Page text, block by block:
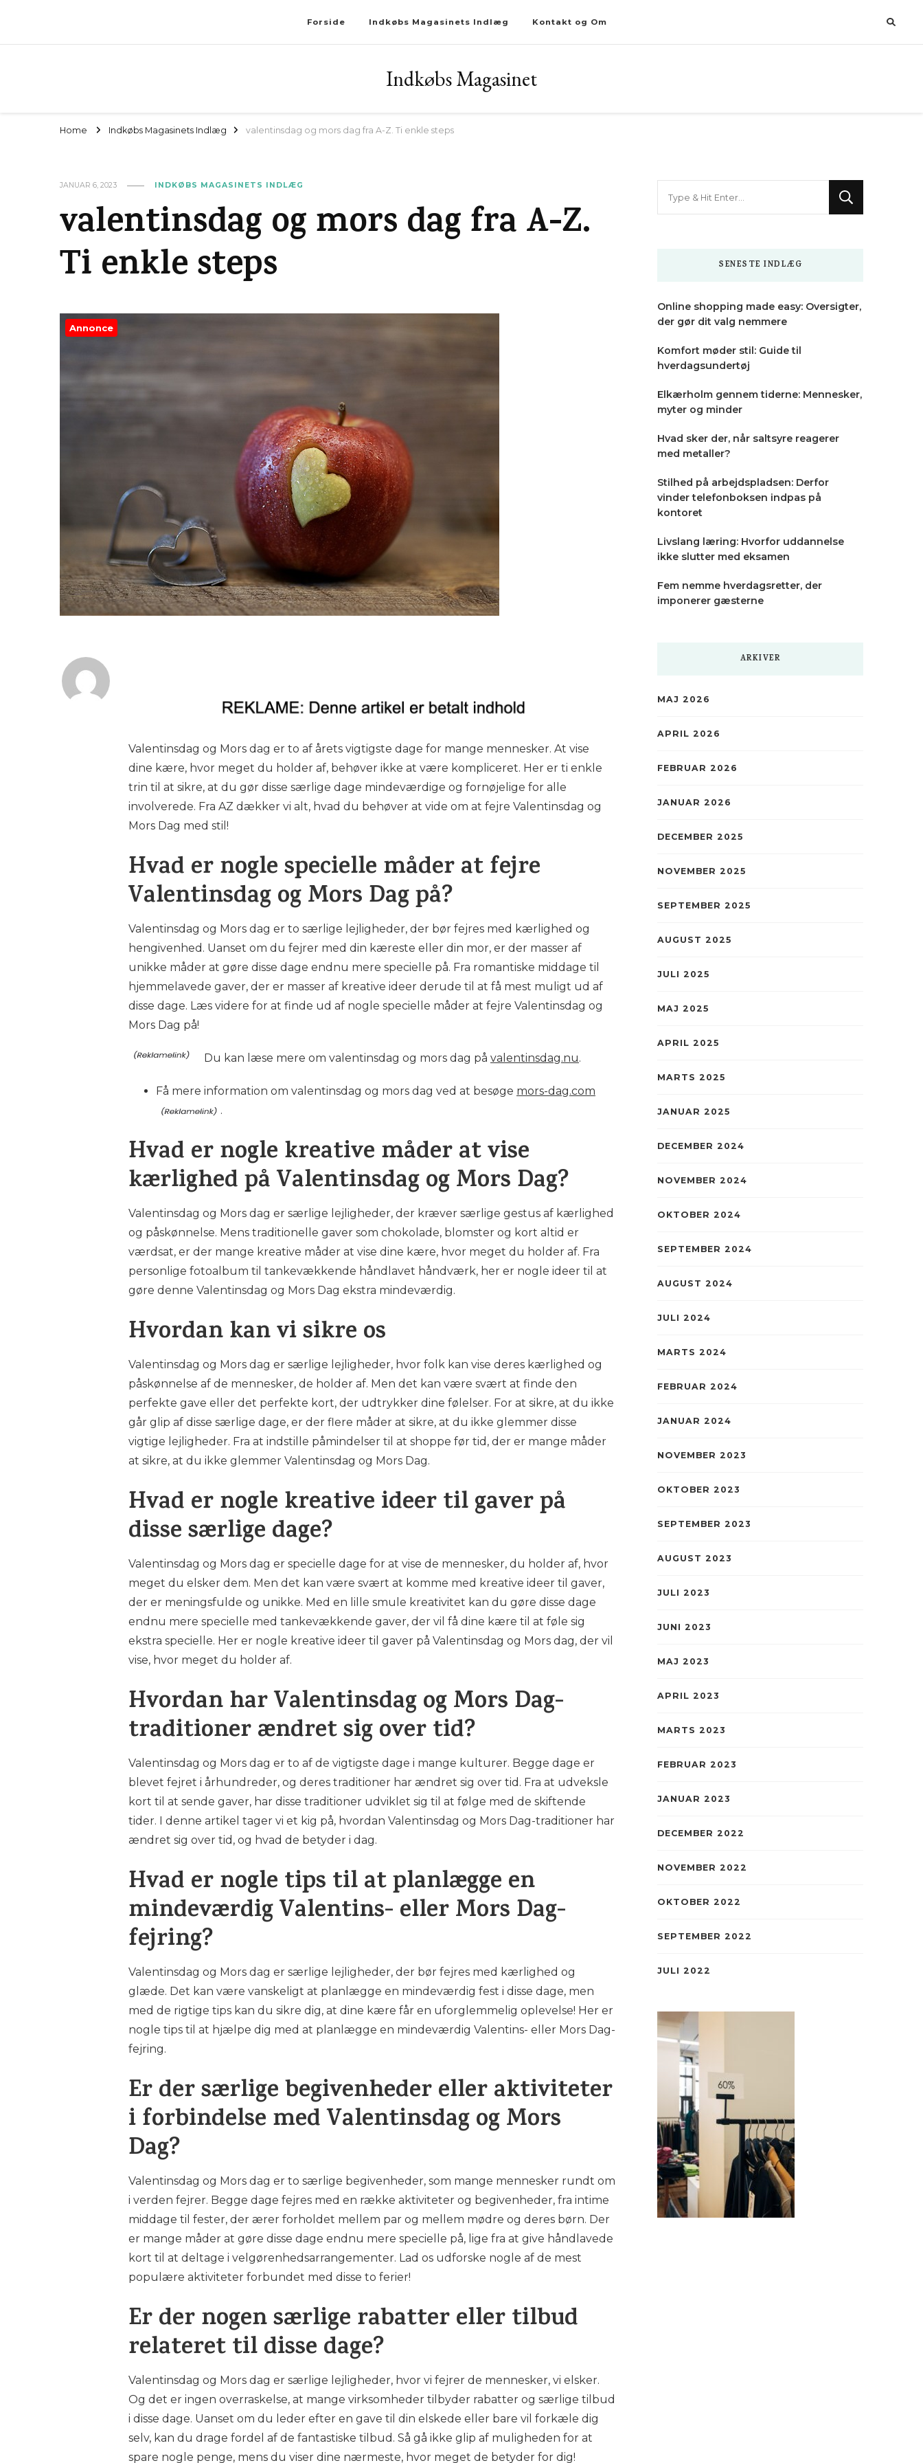
Forside Indkøbs Magasinets Indlæg Kontakt og Om
Indkøbs Magasinet
Home Indkøbs Magasinets Indlæg valentinsdag og mors dag fra A-Z. Ti enkle steps
JANUAR 6, 2023 INDKØBS MAGASINETS INDLÆG
valentinsdag og mors dag fra A-Z.
Ti enkle steps
Annonce
Valentinsdag og Mors dag er to af årets vigtigste dage for mange mennesker. At vise
dine kære, hvor meget du holder af, behøver ikke at være kompliceret. Her er ti enkle
trin til at sikre, at du gør disse særlige dage mindeværdige og fornøjelige for alle
involverede. Fra AZ dækker vi alt, hvad du behøver at vide om at fejre Valentinsdag og
Mors Dag med stil!
Hvad er nogle specielle måder at fejre
Valentinsdag og Mors Dag på?
Valentinsdag og Mors dag er to særlige lejligheder, der bør fejres med kærlighed og
hengivenhed. Uanset om du fejrer med din kæreste eller din mor, er der masser af
unikke måder at gøre disse dage endnu mere specielle på. Fra romantiske middage til
hjemmelavede gaver, der er masser af kreative ideer derude til at få mest muligt ud af
disse dage. Læs videre for at finde ud af nogle specielle måder at fejre Valentinsdag og
Mors Dag på!
Du kan læse mere om valentinsdag og mors dag på valentinsdag.nu.
Få mere information om valentinsdag og mors dag ved at besøge mors-dag.com
.
Hvad er nogle kreative måder at vise
kærlighed på Valentinsdag og Mors Dag?
Valentinsdag og Mors dag er særlige lejligheder, der kræver særlige gestus af kærlighed
og påskønnelse. Mens traditionelle gaver som chokolade, blomster og kort altid er
værdsat, er der mange kreative måder at vise dine kære, hvor meget du holder af. Fra
personlige fotoalbum til tankevækkende håndlavet håndværk, her er nogle ideer til at
gøre denne Valentinsdag og Mors Dag ekstra mindeværdig.
Hvordan kan vi sikre os
Valentinsdag og Mors dag er særlige lejligheder, hvor folk kan vise deres kærlighed og
påskønnelse af de mennesker, de holder af. Men det kan være svært at finde den
perfekte gave eller det perfekte kort, der udtrykker dine følelser. For at sikre, at du ikke
går glip af disse særlige dage, er der flere måder at sikre, at du ikke glemmer disse
vigtige lejligheder. Fra at indstille påmindelser til at shoppe før tid, der er mange måder
at sikre, at du ikke glemmer Valentinsdag og Mors Dag.
Hvad er nogle kreative ideer til gaver på
disse særlige dage?
Valentinsdag og Mors dag er specielle dage for at vise de mennesker, du holder af, hvor
meget du elsker dem. Men det kan være svært at komme med kreative ideer til gaver,
der er meningsfulde og unikke. Med en lille smule kreativitet kan du gøre disse dage
endnu mere specielle med tankevækkende gaver, der vil få dine kære til at føle sig
ekstra specielle. Her er nogle kreative ideer til gaver på Valentinsdag og Mors dag, der vil
vise, hvor meget du holder af.
Hvordan har Valentinsdag og Mors Dag-
traditioner ændret sig over tid?
Valentinsdag og Mors dag er to af de vigtigste dage i mange kulturer. Begge dage er
blevet fejret i århundreder, og deres traditioner har ændret sig over tid. Fra at udveksle
kort til at sende gaver, har disse traditioner udviklet sig til at følge med de skiftende
tider. I denne artikel tager vi et kig på, hvordan Valentinsdag og Mors Dag-traditioner har
ændret sig over tid, og hvad de betyder i dag.
Hvad er nogle tips til at planlægge en
mindeværdig Valentins- eller Mors Dag-
fejring?
Valentinsdag og Mors dag er særlige lejligheder, der bør fejres med kærlighed og
glæde. Det kan være vanskeligt at planlægge en mindeværdig fest i disse dage, men
med de rigtige tips kan du sikre dig, at dine kære får en uforglemmelig oplevelse! Her er
nogle tips til at hjælpe dig med at planlægge en mindeværdig Valentins- eller Mors Dag-
fejring.
Er der særlige begivenheder eller aktiviteter
i forbindelse med Valentinsdag og Mors
Dag?
Valentinsdag og Mors dag er to særlige begivenheder, som mange mennesker rundt om
i verden fejrer. Begge dage fejres med en række aktiviteter og begivenheder, fra intime
middage til fester, der ærer forholdet mellem par og mellem mødre og deres børn. Der
er mange måder at gøre disse dage endnu mere specielle på, lige fra at give håndlavede
kort til at deltage i velgørenhedsarrangementer. Lad os udforske nogle af de mest
populære aktiviteter forbundet med disse to ferier!
Er der nogen særlige rabatter eller tilbud
relateret til disse dage?
Valentinsdag og Mors dag er særlige lejligheder, hvor vi fejrer de mennesker, vi elsker.
Og det er ingen overraskelse, at mange virksomheder tilbyder rabatter og særlige tilbud
i disse dage. Uanset om du leder efter en gave til din elskede eller bare vil forkæle dig
selv, kan du drage fordel af de fantastiske tilbud. Så gå ikke glip af muligheden for at
spare nogle penge, mens du viser dine nærmeste, hvor meget de betyder for dig!
SENESTE INDLÆG
Online shopping made easy: Oversigter,
der gør dit valg nemmere
Komfort møder stil: Guide til
hverdagsundertøj
Elkærholm gennem tiderne: Mennesker,
myter og minder
Hvad sker der, når saltsyre reagerer
med metaller?
Stilhed på arbejdspladsen: Derfor
vinder telefonboksen indpas på
kontoret
Livslang læring: Hvorfor uddannelse
ikke slutter med eksamen
Fem nemme hverdagsretter, der
imponerer gæsterne
ARKIVER
MAJ 2026
APRIL 2026
FEBRUAR 2026
JANUAR 2026
DECEMBER 2025
NOVEMBER 2025
SEPTEMBER 2025
AUGUST 2025
JULI 2025
MAJ 2025
APRIL 2025
MARTS 2025
JANUAR 2025
DECEMBER 2024
NOVEMBER 2024
OKTOBER 2024
SEPTEMBER 2024
AUGUST 2024
JULI 2024
MARTS 2024
FEBRUAR 2024
JANUAR 2024
NOVEMBER 2023
OKTOBER 2023
SEPTEMBER 2023
AUGUST 2023
JULI 2023
JUNI 2023
MAJ 2023
APRIL 2023
MARTS 2023
FEBRUAR 2023
JANUAR 2023
DECEMBER 2022
NOVEMBER 2022
OKTOBER 2022
SEPTEMBER 2022
JULI 2022